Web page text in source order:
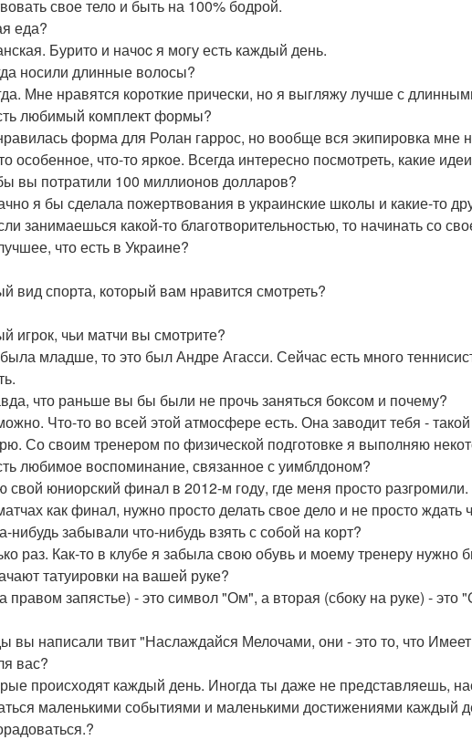
свое тело и быть на 100% бодрой.
еда?
Бурито и начоc я могу есть каждый день.
носили длинные волосы?
Мне нравятся короткие прически, но я выгляжу лучше с
любимый комплект формы?
форма для Ролан гаррос, но вообще вся экипировка мне
особенное, что-то яркое. Всегда интересно посмотреть, какие
вы потратили 100 миллионов долларов?
я бы сделала пожертвования в украинские школы и какие-то
занимаешься какой-то благотворительностью, то начинать со
что есть в Украине?
вид спорта, который вам нравится смотреть?
игрок, чьи матчи вы смотрите?
младше, то это был Андре Агасси. Сейчас есть много
что раньше вы бы были не прочь заняться боксом и почему?
Что-то во всей этой атмосфере есть. Она заводит тебя -
Со своим тренером по физической подготовке я выполняю
любимое воспоминание, связанное с уимблдоном?
юниорский финал в 2012-м году, где меня просто разгромили.
как финал, нужно просто делать свое дело и не просто ждать
нибудь забывали что-нибудь взять с собой на корт?
раз. Как-то в клубе я забыла свою обувь и моему тренеру нужно
татуировки на вашей руке?
правом запястье) - это символ "Ом", а вторая (сбоку на руке) - это
вы написали твит "Наслаждайся Мелочами, они - это то, что
вас?
происходят каждый день. Иногда ты даже не представляешь,
маленькими событиями и маленькими достижениями каждый